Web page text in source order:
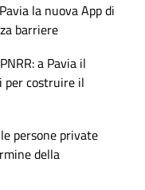
la nuova App di
barriere
a Pavia il
costruire il
persone private
della